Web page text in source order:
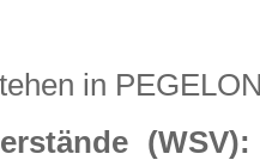
in
(WSV):